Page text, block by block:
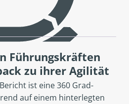
Führungskräften
zu ihrer Agilität
ist eine 360 Grad-
auf einem hinterlegten